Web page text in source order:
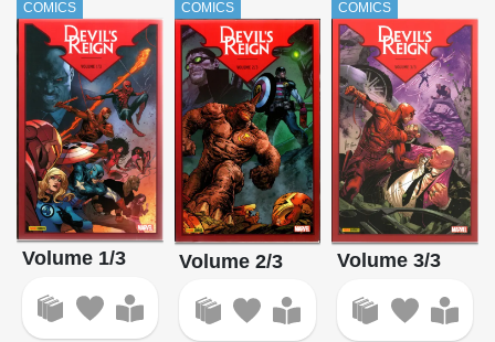
COMICS
Volume 1/3
COMICS
Volume 2/3
COMICS
Volume 3/3